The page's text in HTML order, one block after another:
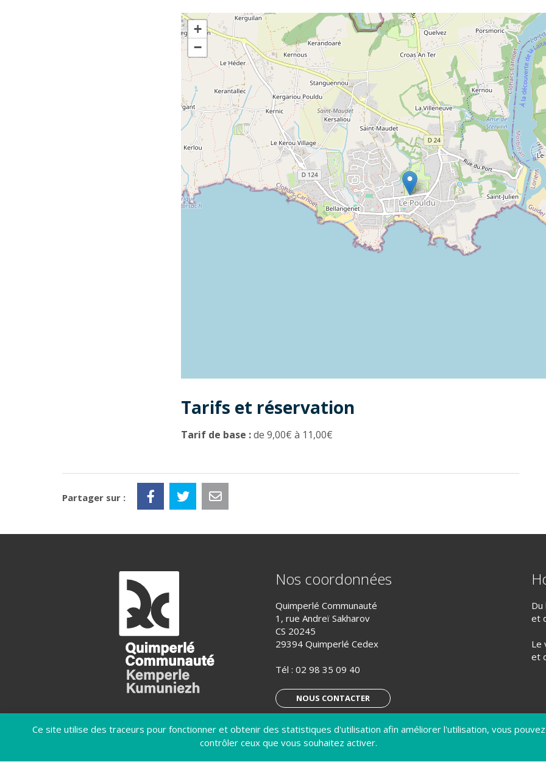
Ce site utilise des traceurs pour fonctionner et obtenir des statistiques d'utilisation afin améliorer l'utilisation, vous pouvez
contrôler ceux que vous souhaitez activer.
+
−
Tarifs et réservation
Tarif de base :de 9,00€ à 11,00€
Partager sur :
Nos coordonnées
Quimperlé Communauté
1, rue Andreï Sakharov
CS 20245
29394 Quimperlé Cedex
Tél : 02 98 35 09 40
NOUS CONTACTER
S’ABONNER À LA LETTRE D’INFO
Du
et
Le
et